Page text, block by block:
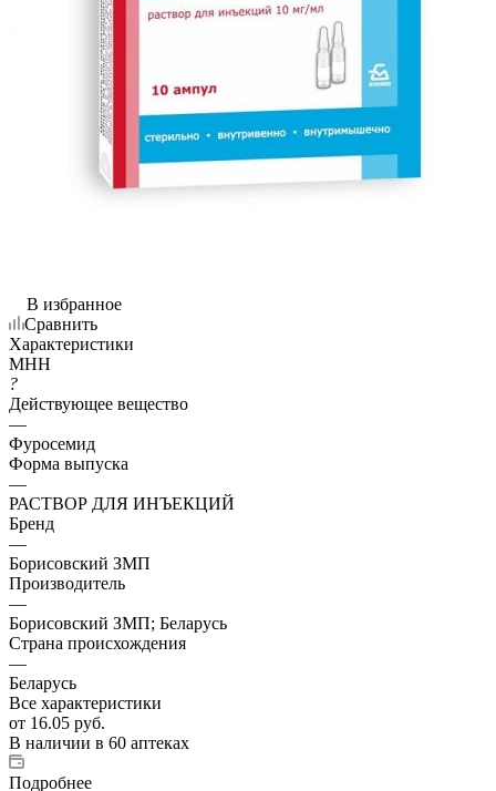
В избранное
Сравнить
Характеристики
МНН
?
Действующее вещество
—
Фуросемид
Форма выпуска
—
РАСТВОР ДЛЯ ИНЪЕКЦИЙ
Бренд
—
Борисовский ЗМП
Производитель
—
Борисовский ЗМП; Беларусь
Страна происхождения
—
Беларусь
Все характеристики
от 16.05 руб.
В наличии в 60 аптеках
Подробнее